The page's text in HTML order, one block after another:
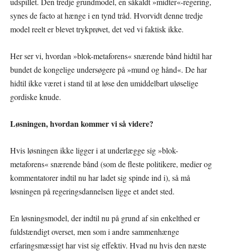
synes de facto at hænge i en tynd tråd. Hvorvidt denne tredje
model reelt er blevet trykprøvet, det ved vi faktisk ikke.
Her ser vi, hvordan »blok-metaforens« snærende bånd hidtil har
bundet de kongelige undersøgere på »mund og hånd«. De har
hidtil ikke været i stand til at løse den umiddelbart uløselige
gordiske knude.
Løsningen, hvordan kommer vi så videre?
Hvis løsningen ikke ligger i at underlægge sig »blok-
metaforens« snærende bånd (som de fleste politikere, medier og
kommentatorer indtil nu har ladet sig spinde ind i), så må
løsningen på regeringsdannelsen ligge et andet sted.
En løsningsmodel, der indtil nu på grund af sin enkelthed er
fuldstændigt overset, men som i andre sammenhænge
erfaringsmæssigt har vist sig effektiv. Hvad nu hvis den næste